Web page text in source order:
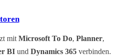
mit Microsoft To Do, Planner,
BI und Dynamics 365 verbinden.